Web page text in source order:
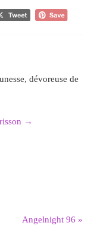
dévoreuse de
→
Angelnight 96»